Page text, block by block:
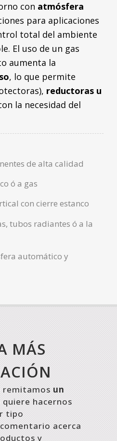
con atmósfera
para aplicaciones
total del ambiente
El uso de un gas
aumenta la
, lo que permite
reductoras u
la necesidad del
de alta calidad
ó a gas
con cierre estanco
tubos radiantes ó a la
automático y
MÁS
remitamos un
quiere hacernos
tipo
acerca
y